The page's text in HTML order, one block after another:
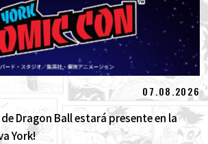
07.08.2026
Dragon Ball estará presente en la
York!